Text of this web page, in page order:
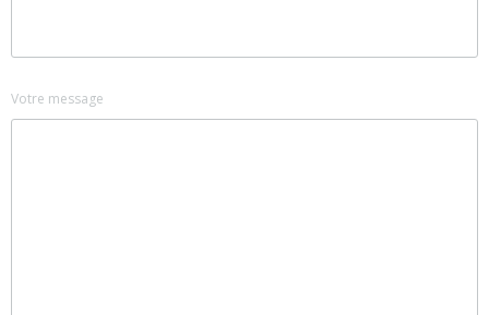
Votre message